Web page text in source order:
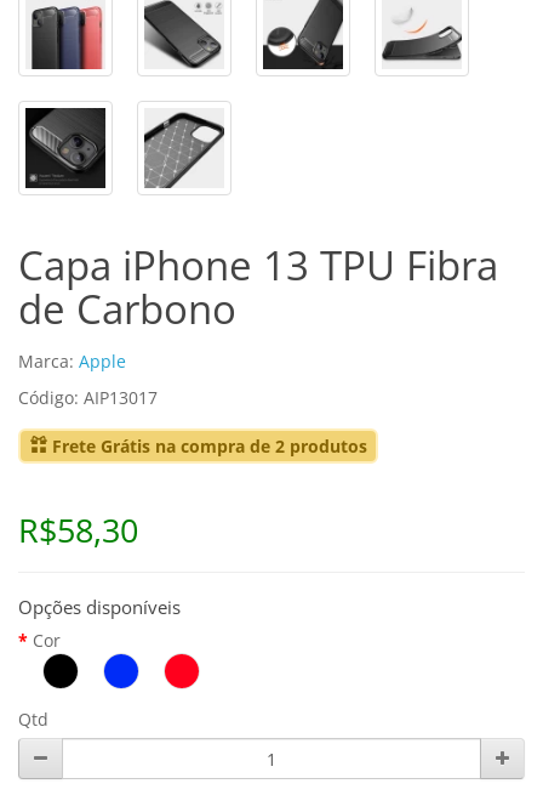
Capa iPhone 13 TPU Fibra
de Carbono
Marca: Apple
Código: AIP13017
Frete Grátis na compra de 2 produtos
R$58,30
Opções disponíveis
Cor
Qtd